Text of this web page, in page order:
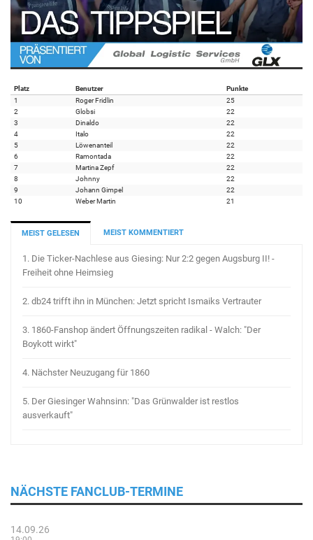
Platz Benutzer
Punkte
1
Roger Fridlin
25
2
Globsi
22
3
Dinaldo
22
4
Italo
22
5
Löwenanteil
22
6
Ramontada
22
7
Martina Zepf
22
8
Johnny
22
9
Johann Gimpel
22
10
Weber Martin 21
MEIST GELESEN MEIST KOMMENTIERT
1. Die Ticker-Nachlese aus Giesing: Nur 2:2 gegen Augsburg II! -
Freiheit ohne Heimsieg
2. db24 trifft ihn in München: Jetzt spricht Ismaiks Vertrauter
3. 1860-Fanshop ändert Öffnungszeiten radikal - Walch: "Der
Boykott wirkt"
4. Nächster Neuzugang für 1860
5. Der Giesinger Wahnsinn: "Das Grünwalder ist restlos
ausverkauft"
NÄCHSTE FANCLUB-TERMINE
14.09.26